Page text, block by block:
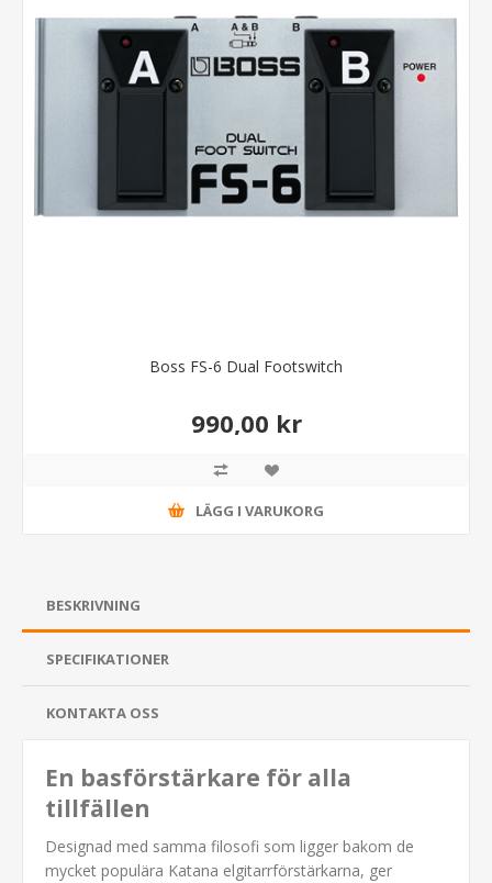
Boss FS-6 Dual Footswitch
990,00 kr
LÄGG I VARUKORG
BESKRIVNING
SPECIFIKATIONER
KONTAKTA OSS
En basförstärkare för alla
tillfällen
Designad med samma filosofi som ligger bakom de
mycket populära Katana elgitarrförstärkarna, ger